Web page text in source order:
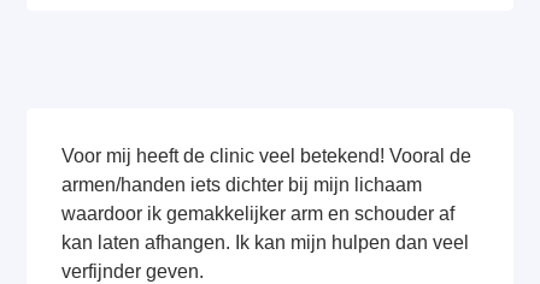
Voor mij heeft de clinic veel betekend! Vooral de
armen/handen iets dichter bij mijn lichaam
waardoor ik gemakkelijker arm en schouder af
kan laten afhangen. Ik kan mijn hulpen dan veel
verfijnder geven.